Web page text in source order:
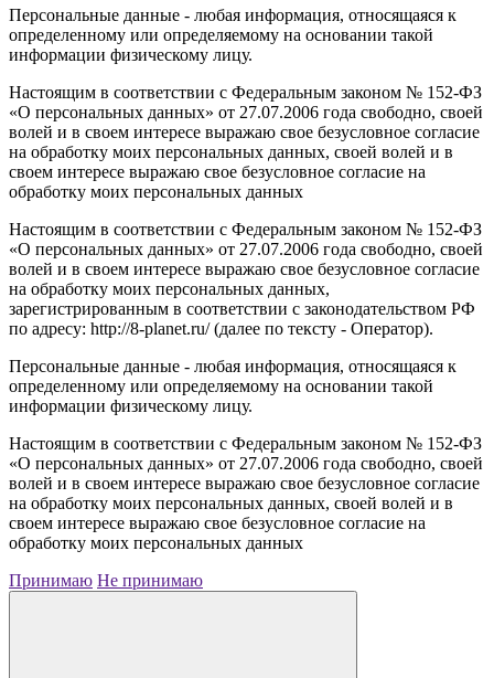
Персональные данные - любая информация, относящаяся к
определенному или определяемому на основании такой
информации физическому лицу.
Настоящим в соответствии с Федеральным законом № 152-ФЗ
«О персональных данных» от 27.07.2006 года свободно, своей
волей и в своем интересе выражаю свое безусловное согласие
на обработку моих персональных данных, своей волей и в
своем интересе выражаю свое безусловное согласие на
обработку моих персональных данных
Настоящим в соответствии с Федеральным законом № 152-ФЗ
«О персональных данных» от 27.07.2006 года свободно, своей
волей и в своем интересе выражаю свое безусловное согласие
на обработку моих персональных данных,
зарегистрированным в соответствии с законодательством РФ
по адресу: http://8-planet.ru/ (далее по тексту - Оператор).
Персональные данные - любая информация, относящаяся к
определенному или определяемому на основании такой
информации физическому лицу.
Настоящим в соответствии с Федеральным законом № 152-ФЗ
«О персональных данных» от 27.07.2006 года свободно, своей
волей и в своем интересе выражаю свое безусловное согласие
на обработку моих персональных данных, своей волей и в
своем интересе выражаю свое безусловное согласие на
обработку моих персональных данных
Принимаю Не принимаю